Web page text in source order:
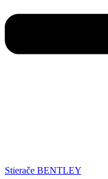
Stierače BENTLEY